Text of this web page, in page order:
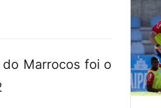
Marrocos foi o